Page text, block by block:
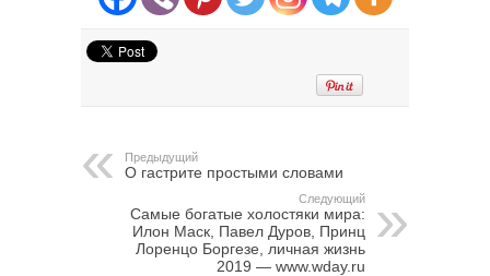
Предыдущий
О гастрите простыми словами
Следующий
Самые богатые холостяки мира:
Илон Маск, Павел Дуров, Принц
Лоренцо Боргезе, личная жизнь
2019 — www.wday.ru